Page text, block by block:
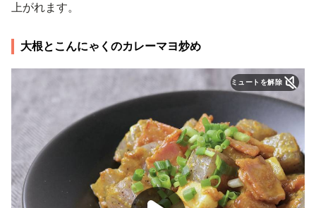
上がれます。
大根とこんにゃくのカレーマヨ炒め
ミュートを解除